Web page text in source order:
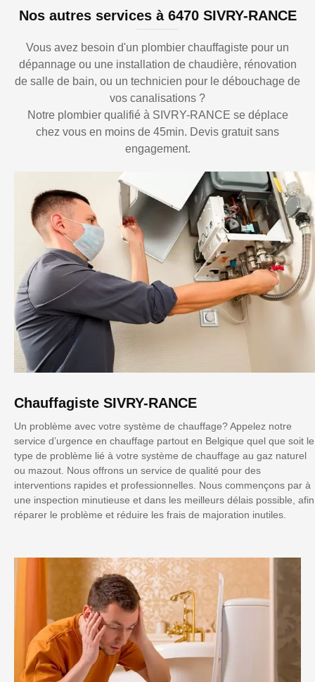
Nos autres services à 6470 SIVRY-RANCE
Vous avez besoin d'un plombier chauffagiste pour un
dépannage ou une installation de chaudière, rénovation
de salle de bain, ou un technicien pour le débouchage de
vos canalisations ?
Notre plombier qualifié à SIVRY-RANCE se déplace
chez vous en moins de 45min. Devis gratuit sans
engagement.
Chauffagiste SIVRY-RANCE
Un problème avec votre système de chauffage? Appelez notre
service d’urgence en chauffage partout en Belgique quel que soit le
type de problème lié à votre système de chauffage au gaz naturel
ou mazout. Nous offrons un service de qualité pour des
interventions rapides et professionnelles. Nous commençons par à
une inspection minutieuse et dans les meilleurs délais possible, afin
réparer le problème et réduire les frais de majoration inutiles.